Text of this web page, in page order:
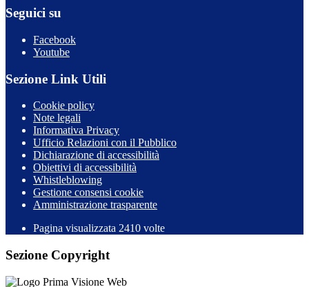
Seguici su
Facebook
Youtube
Sezione Link Utili
Cookie policy
Note legali
Informativa Privacy
Ufficio Relazioni con il Pubblico
Dichiarazione di accessibilità
Obiettivi di accessibilità
Whistleblowing
Gestione consensi cookie
Amministrazione trasparente
Pagina visualizzata 2410 volte
Sezione Copyright